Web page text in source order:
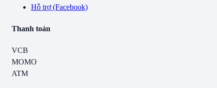
Hỗ trợ (Facebook)
Thanh toán
VCB
MOMO
ATM